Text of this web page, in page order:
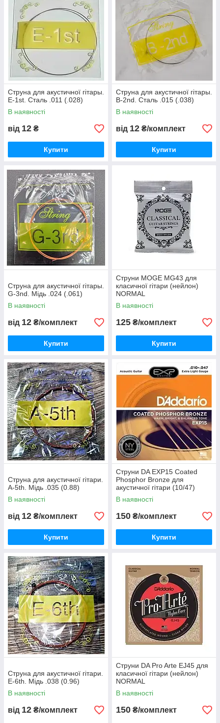
Струна для акустичної гітары.
E-1st. Сталь .011 (.028)
В наявності
від 12 ₴
Купити
Струна для акустичної гітары.
B-2nd. Сталь .015 (.038)
В наявності
від 12 ₴/комплект
Купити
Струна для акустичної гітары.
G-3nd. Мідь .024 (.061)
В наявності
від 12 ₴/комплект
Купити
Струни MOGE MG43 для
класичної гітари (нейлон)
NORMAL
В наявності
125 ₴/комплект
Купити
Струна для акустичної гітари.
A-5th. Мідь .035 (0.88)
В наявності
від 12 ₴/комплект
Купити
Струни DA EXP15 Coated
Phosphor Bronze для
акустичної гітари (10/47)
В наявності
150 ₴/комплект
Купити
Струна для акустичної гітари.
E-6th. Мідь .038 (0.96)
В наявності
від 12 ₴/комплект
Струни DA Pro Arte EJ45 для
класичної гітари (нейлон)
NORMAL
В наявності
150 ₴/комплект